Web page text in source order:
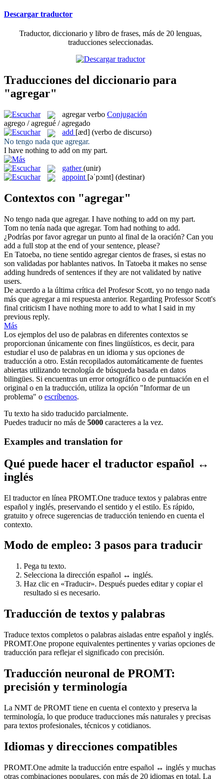
Descargar traductor
Traductor, diccionario y libro de frases, más de 20 lenguas,
traducciones seleccionadas.
Traducciones del diccionario para
"agregar"
agregar verbo Conjugación
agrego / agregué / agregado
add [æd] (verbo de discurso)
No tengo nada que agregar.
I have nothing to add on my part.
gather (unir)
appoint [əˈpɔɪnt] (destinar)
Contextos con "agregar"
No tengo nada que agregar. I have nothing to add on my part.
Tom no tenía nada que agregar. Tom had nothing to add.
¿Podrías por favoragregarun punto al final de la oración? Can you
add a full stop at the end of your sentence, please?
En Tatoeba, no tiene sentido agregarcientos de frases, si estas no
son validadas por hablantes nativos. In Tatoeba it makes no sense
adding hundreds of sentences if they are not validated by native
users.
De acuerdo a la última crítica del Profesor Scott, yo no tengo nada
más que agregara mi respuesta anterior. Regarding Professor Scott's
final criticism I have nothing more to add to what I said in my
previous reply.
Más
Los ejemplos del uso de palabras en diferentes contextos se
proporcionan únicamente con fines lingüísticos, es decir, para
estudiar el uso de palabras en un idioma y sus opciones de
traducción a otro. Están recopilados automáticamente de fuentes
abiertas utilizando tecnología de búsqueda basada en datos
bilingües. Si encuentras un error ortográfico o de puntuación en el
original o en la traducción, utiliza la opción "Informar de un
problema" o escríbenos.
Tu texto ha sido traducido parcialmente.
Puedes traducir no más de 5000 caracteres a la vez.
Examples and translation for
Qué puede hacer el traductor español ↔
inglés
El traductor en línea PROMT.One traduce textos y palabras entre
español y inglés, preservando el sentido y el estilo. Es rápido,
gratuito y ofrece sugerencias de traducción teniendo en cuenta el
contexto.
Modo de empleo: 3 pasos para traducir
Pega tu texto.
Selecciona la dirección español ↔ inglés.
Haz clic en «Traducir». Después puedes editar y copiar el
resultado si es necesario.
Traducción de textos y palabras
Traduce textos completos o palabras aisladas entre español y inglés.
PROMT.One propone equivalentes pertinentes y varias opciones de
traducción para reflejar el significado con precisión.
Traducción neuronal de PROMT:
precisión y terminología
La NMT de PROMT tiene en cuenta el contexto y preserva la
terminología, lo que produce traducciones más naturales y precisas
para textos profesionales, técnicos y cotidianos.
Idiomas y direcciones compatibles
PROMT.One admite la traducción entre español ↔ inglés y muchas
otras combinaciones populares, con más de 20 idiomas en total. La